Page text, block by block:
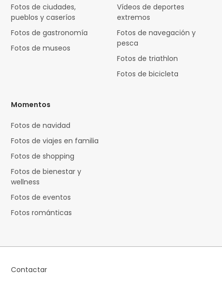
Fotos de ciudades,
pueblos y caseríos
Fotos de gastronomía
Fotos de museos
Vídeos de deportes
extremos
Fotos de navegación y
pesca
Fotos de triathlon
Fotos de bicicleta
Momentos
Fotos de navidad
Fotos de viajes en familia
Fotos de shopping
Fotos de bienestar y
wellness
Fotos de eventos
Fotos románticas
Contactar